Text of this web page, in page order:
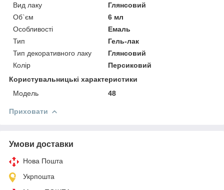
Вид лаку
Глянсовий
Об`єм
6 мл
Особливості
Емаль
Тип
Гель-лак
Тип декоративного лаку
Глянсовий
Колір
Персиковий
Користувальницькі характеристики
Мoдель
48
Приховати
Умови доставки
Нова Пошта
Укрпошта